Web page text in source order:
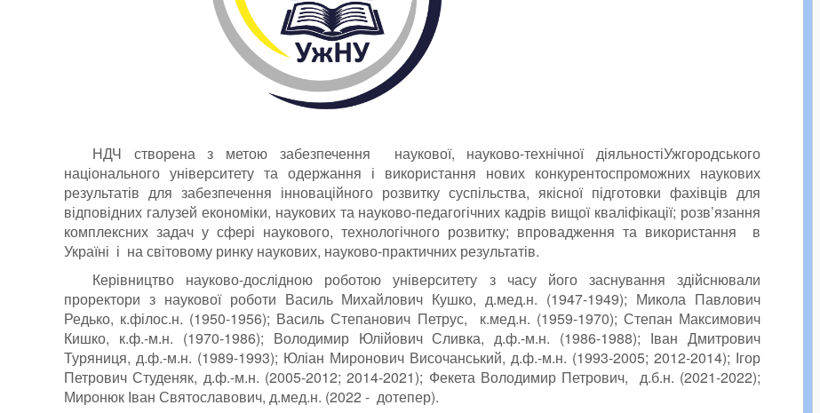
НДЧ створена з метою забезпечення наукової, науково-технічної діяльностіУжгородського
національного університету та одержання і використання нових конкурентоспроможних наукових
результатів для забезпечення інноваційного розвитку суспільства, якісної підготовки фахівців для
відповідних галузей економіки, наукових та науково-педагогічних кадрів вищої кваліфікації; розв’язання
комплексних задач у сфері наукового, технологічного розвитку; впровадження та використання в
Україні і на світовому ринку наукових, науково-практичних результатів.
Керівництво науково-дослідною роботою університету з часу його заснування здійснювали
проректори з наукової роботи Василь Михайлович Кушко, д.мед.н. (1947-1949); Микола Павлович
Редько, к.філос.н. (1950-1956); Василь Степанович Петрус, к.мед.н. (1959-1970); Степан Максимович
Кишко, к.ф.-м.н. (1970-1986); Володимир Юлійович Сливка, д.ф.-м.н. (1986-1988); Іван Дмитрович
Туряниця, д.ф.-м.н. (1989-1993); Юліан Миронович Височанський, д.ф.-м.н. (1993-2005; 2012-2014); Ігор
Петрович Студеняк, д.ф.-м.н. (2005-2012; 2014-2021); Фекета Володимир Петрович, д.б.н. (2021-2022);
Миронюк Іван Святославович, д.мед.н. (2022 - дотепер).